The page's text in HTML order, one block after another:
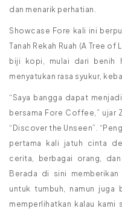
dan menarik perhatian.
Showcase Fore kali ini
Tanah Rekah Ruah (A Tree
biji kopi, mulai dari benih
menyatukan rasa syukur,
“Saya bangga dapat
bersama Fore Coffee,” ujar
“Discover the Unseen”.
pertama kali jatuh cinta
cerita, berbagai orang,
Berada di sini
untuk tumbuh, namun juga
memperlihatkan kalau